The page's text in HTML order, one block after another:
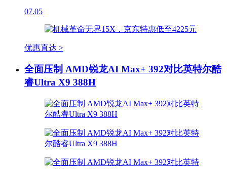
07.05
优惠直达 >
全面压制 AMD锐龙AI Max+ 392对比英特尔酷
睿Ultra X9 388H